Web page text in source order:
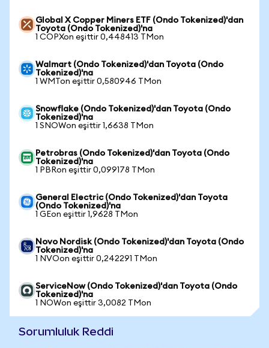
Global X Copper Miners ETF (Ondo Tokenized)'dan
Toyota (Ondo Tokenized)'na
1 COPXon eşittir 0,448413 TMon
Walmart (Ondo Tokenized)'dan Toyota (Ondo
Tokenized)'na
1 WMTon eşittir 0,580946 TMon
Snowflake (Ondo Tokenized)'dan Toyota (Ondo
Tokenized)'na
1 SNOWon eşittir 1,6638 TMon
Petrobras (Ondo Tokenized)'dan Toyota (Ondo
Tokenized)'na
1 PBRon eşittir 0,099178 TMon
General Electric (Ondo Tokenized)'dan Toyota
(Ondo Tokenized)'na
1 GEon eşittir 1,9628 TMon
Novo Nordisk (Ondo Tokenized)'dan Toyota (Ondo
Tokenized)'na
1 NVOon eşittir 0,242291 TMon
ServiceNow (Ondo Tokenized)'dan Toyota (Ondo
Tokenized)'na
1 NOWon eşittir 3,0082 TMon
Sorumluluk Reddi